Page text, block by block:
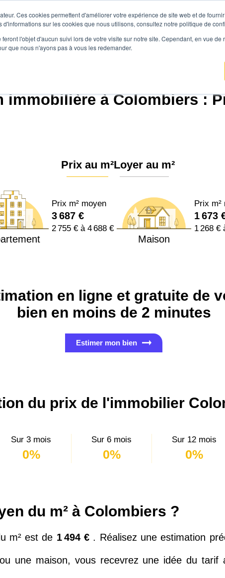
Ces cookies permettent d'améliorer votre expérience de site web et de
sur les cookies que nous utilisons, consultez notre politique de
l'objet d'aucun suivi lors de votre visite sur notre site. Cependant, en vue de
que nous n'ayons pas à vous les redemander.
Prix immobilier Vendre avec
immobilière à Colombiers :
Prix au m²
Prix m² moyen
3 687 €
2 755 € à 4 688 €
Loyer au m²
Maison
Prix m²
1 673
1 268 €
en ligne et gratuite de
bien en moins de 2 minutes
Estimer mon bien
du prix de l'immobilier
Sur 3 mois
0%
Sur 6 mois
0%
Sur 12 mois
0%
du m² à Colombiers ?
m² est de 1 494 € . Réalisez une estimation
une maison, vous recevrez une idée du tarif